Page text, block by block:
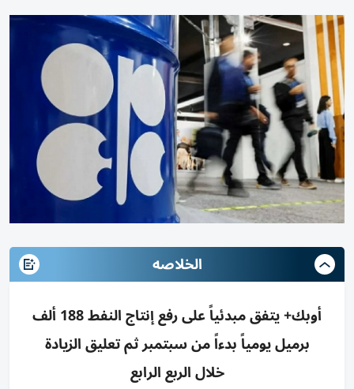
الخلاصه
أوبك+ يتفق مبدئياً على رفع إنتاج النفط 188 ألف
برميل يومياً بدءاً من سبتمبر ثم تعليق الزيادة
خلال الربع الرابع